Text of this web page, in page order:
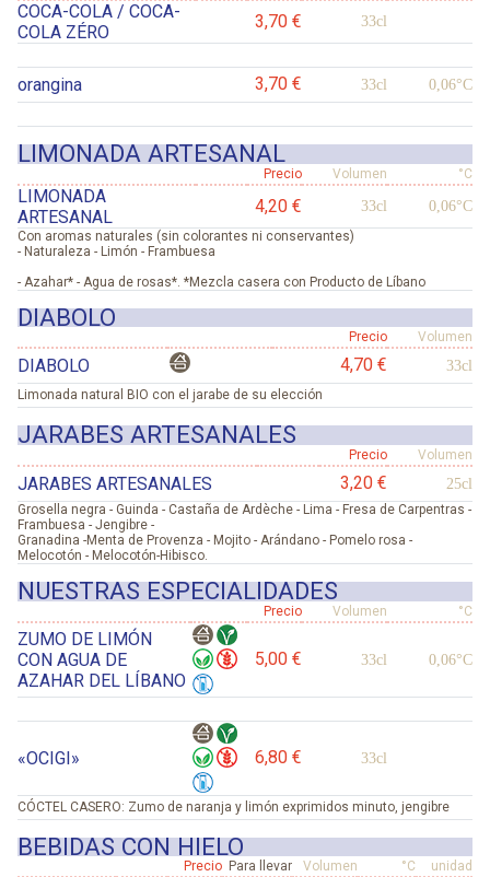
COCA-COLA / COCA-
COLA ZÉRO
3,70 € 33cl
orangina 3,70 € 33cl 0,06°C
LIMONADA ARTESANAL
Precio Volumen °C
LIMONADA
ARTESANAL
4,20 € 33cl 0,06°C
Con aromas naturales (sin colorantes ni conservantes)
- Naturaleza - Limón - Frambuesa
- Azahar* - Agua de rosas*. *Mezcla casera con Producto de Líbano
DIABOLO
Precio Volumen
DIABOLO 4,70 € 33cl
Limonada natural BIO con el jarabe de su elección
JARABES ARTESANALES
Precio Volumen
JARABES ARTESANALES 3,20 € 25cl
Grosella negra - Guinda - Castaña de Ardèche - Lima - Fresa de Carpentras -
Frambuesa - Jengibre -
Granadina -Menta de Provenza - Mojito - Arándano - Pomelo rosa -
Melocotón - Melocotón-Hibisco.
NUESTRAS ESPECIALIDADES
Precio Volumen °C
ZUMO DE LIMÓN
CON AGUA DE
AZAHAR DEL LÍBANO
5,00 € 33cl 0,06°C
«OCIGI» 6,80 € 33cl
CÓCTEL CASERO: Zumo de naranja y limón exprimidos minuto, jengibre
BEBIDAS CON HIELO
Precio Para llevar Volumen °C unidad